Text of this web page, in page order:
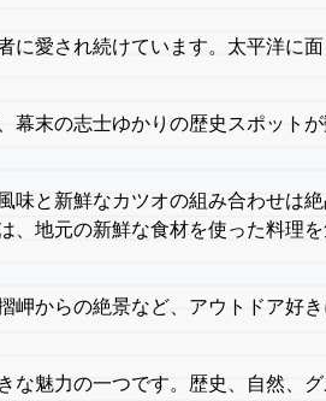
愛され続けています。太平洋に
末の志士ゆかりの歴史スポット
と新鮮なカツオの組み合わせは
地元の新鮮な食材を使った料理
からの絶景など、アウトドア好
魅力の一つです。歴史、自然、